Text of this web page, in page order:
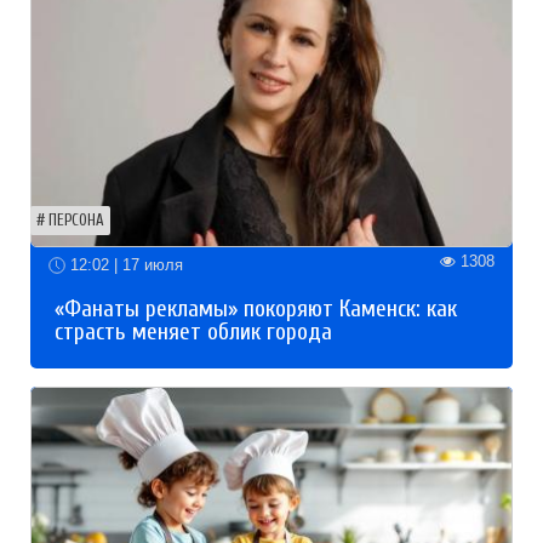
ПЕРСОНА
12:02 | 17 июля 1308
«Фанаты рекламы» покоряют Каменск: как
страсть меняет облик города